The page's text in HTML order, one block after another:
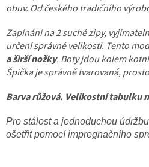
obuv. Od českého tradičního
Zapínání na 2 suché zipy,
určení správné velikosti. Tento
a širší nožky. Boty jdou kolem
Špička je správně tvarovaná,
Barva růžová. Velikostní tabulku
Pro stálost a jednoduchou
ošetřit pomocí impregnačního